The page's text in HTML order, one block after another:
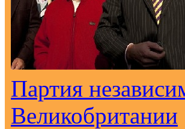
Партия
Великобритании